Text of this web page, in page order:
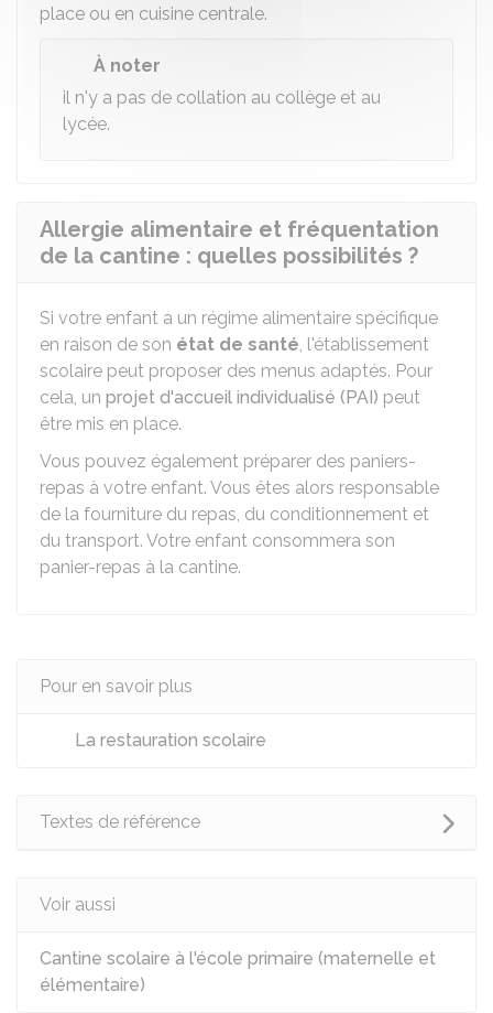
place ou en cuisine centrale.
À noter
il n'y a pas de collation au collège et au
lycée.
Allergie alimentaire et fréquentation
de la cantine : quelles possibilités ?
Si votre enfant a un régime alimentaire spécifique
en raison de son état de santé, l'établissement
scolaire peut proposer des menus adaptés. Pour
cela, un projet d'accueil individualisé (PAI) peut
être mis en place.
Vous pouvez également préparer des paniers-
repas à votre enfant. Vous êtes alors responsable
de la fourniture du repas, du conditionnement et
du transport. Votre enfant consommera son
panier-repas à la cantine.
Pour en savoir plus
La restauration scolaire
Textes de référence
Voir aussi
Cantine scolaire à l'école primaire (maternelle et
élémentaire)